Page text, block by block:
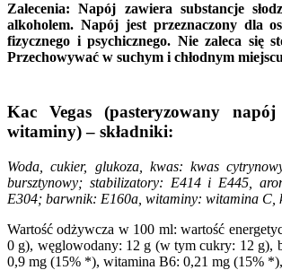
Zalecenia: Napój zawiera substancje
alkoholem. Napój jest przeznaczony dla
fizycznego i psychicznego. Nie zaleca
Przechowywać w suchym i chłodnym
Kac Vegas (pasteryzowany
witaminy) – składniki:
Woda, cukier, glukoza, kwas: kwas
bursztynowy; stabilizatory: E414 i E445,
E304; barwnik: E160a, witaminy: witamina C,
Wartość odżywcza w 100 ml: wartość
0 g), węglowodany: 12 g (w tym cukry: 12 g),
0,9 mg (15% *), witamina B6: 0,21 mg (15%